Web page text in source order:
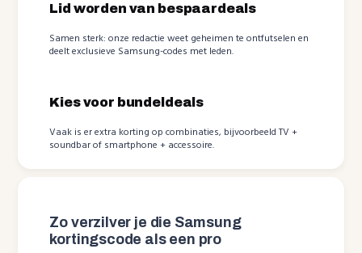
Lid worden van bespaardeals
Samen sterk: onze redactie weet geheimen te ontfutselen en
deelt exclusieve Samsung-codes met leden.
Kies voor bundeldeals
Vaak is er extra korting op combinaties, bijvoorbeeld TV +
soundbar of smartphone + accessoire.
Zo verzilver je die Samsung
kortingscode als een pro